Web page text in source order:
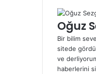
Oğuz
Bir bilim
sitede
ve
haberlerini